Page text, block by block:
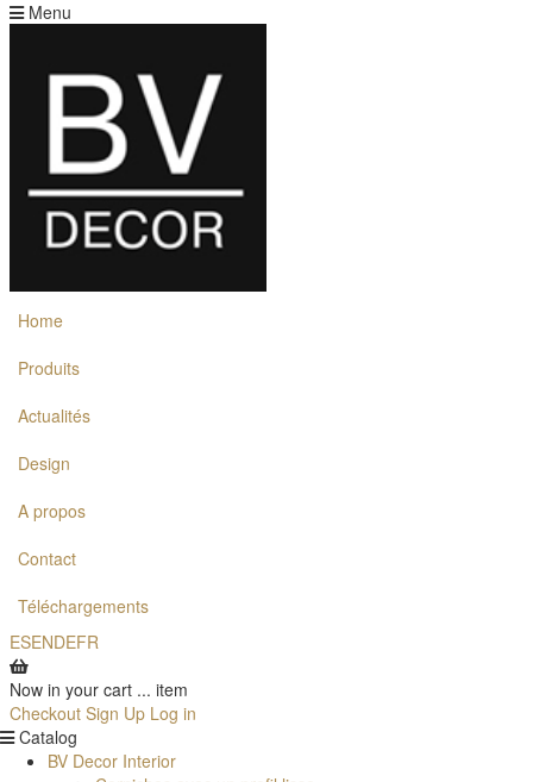
Menu
Home
Produits
Actualités
Design
A propos
Contact
Téléchargements
ESENDEFR
Now in your cart ... item
Checkout Sign Up Log in
Catalog
BV Decor Interior